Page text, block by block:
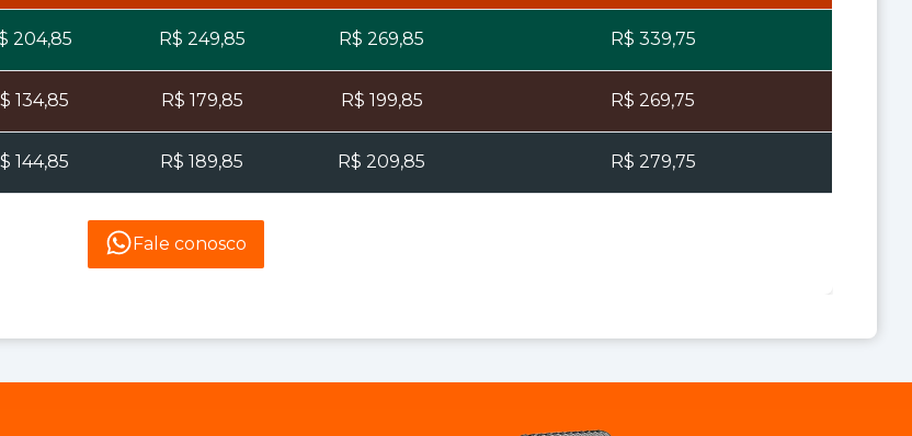
204,85 R$ 249,85 R$ 269,85 R$ 339,75
134,85 R$ 179,85 R$ 199,85 R$ 269,75
144,85 R$ 189,85 R$ 209,85 R$ 279,75
Fale conosco